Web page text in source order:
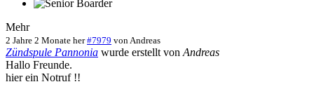
Mehr
2 Jahre 2 Monate her #7979 vonAndreas
Zündspule Pannonia wurde erstellt von Andreas
Hallo Freunde.
hier ein Notruf !!